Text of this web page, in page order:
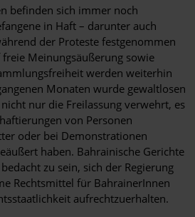
befinden sich immer noch
in Haft – darunter auch
der Proteste festgenommen
Meinungsäußerung sowie
werden weiterhin
Monaten wurde gewaltlosen
nur die Freilassung verwehrt, es
von Personen
oder bei Demonstrationen
haben. Bahrainische Gerichte
zu sein, sich der Regierung
Rechtsmittel für BahrainerInnen
aufrechtzuerhalten.